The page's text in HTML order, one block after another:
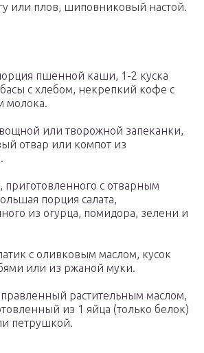
или плов, шиповниковый настой.
пшенной каши, 1-2 куска
с хлебом, некрепкий кофе с
молока.
или творожной запеканки,
отвар или компот из
приготовленного с отварным
порция салата,
из огурца, помидора, зелени и
с оливковым маслом, кусок
или из ржаной муки.
растительным маслом,
из 1 яйца (только белок)
петрушкой.